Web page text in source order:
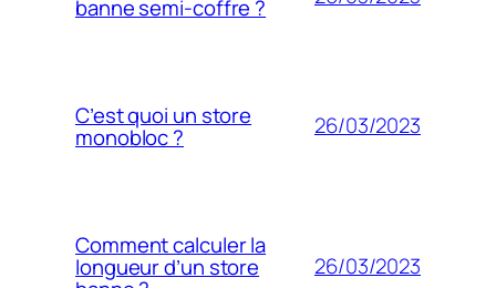
banne semi-coffre ?
C’est quoi un store
monobloc ? 26/03/2023
Comment calculer la
longueur d’un store 26/03/2023